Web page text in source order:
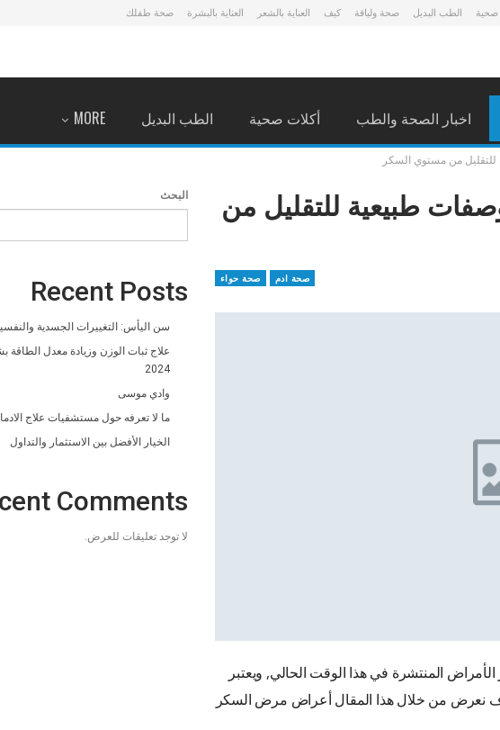
صحية الطب البديل صحة ولياقة كيف العناية بالشعر العناية بالبشرة صحة طفلك
اخبار الصحة والطب أكلات صحية الطب البديل MORE
من مستوي السكر
طبيعية للتقليل من
صحة ادم صحة حواء
المنتشرة في هذا الوقت الحالي, ويعتبر
نعرض من خلال هذا المقال أعراض مرض السكر
البحث
Recent Posts
سن اليأس: التغييرات الجسدية
علاج ثبات الوزن وزيادة معدل
2024
وادي موسى
ما لا تعرفه حول مستشفيات علاج
الخيار الأفضل بين الاستثمار والتداول
Comments
لا توجد تعليقات للعرض.